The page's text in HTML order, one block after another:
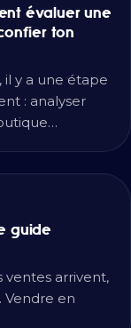
évaluer une
ton
y a une étape
: analyser
guide
ventes arrivent,
Vendre en